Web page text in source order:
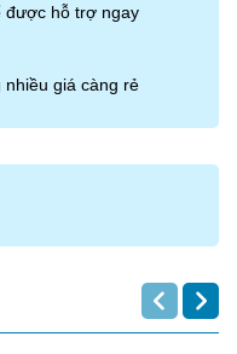
được hỗ trợ ngay
nhiều giá càng rẻ